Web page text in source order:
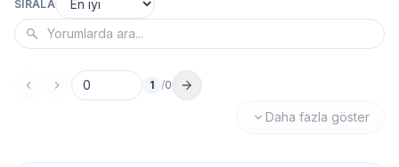
SIRALA
Sayfa no
1 /0
Daha fazla göster